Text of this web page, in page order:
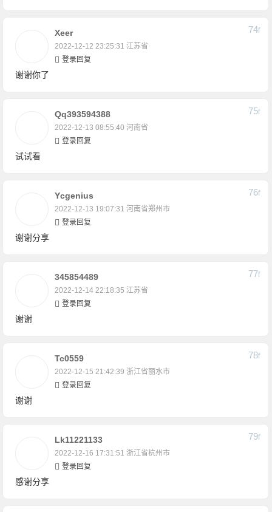
Xeer
2022-12-12 23:25:31 江苏省
74F
登录回复
谢谢你了
Qq393594388
2022-12-13 08:55:40 河南省
75F
登录回复
试试看
Ycgenius
2022-12-13 19:07:31 河南省郑州市
76F
登录回复
谢谢分享
345854489
2022-12-14 22:18:35 江苏省
77F
登录回复
谢谢
Tc0559
2022-12-15 21:42:39 浙江省丽水市
78F
登录回复
谢谢
Lk11221133
2022-12-16 17:31:51 浙江省杭州市
79F
登录回复
感谢分享